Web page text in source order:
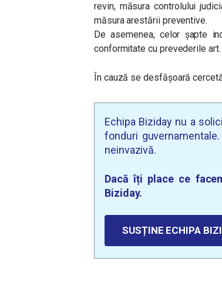
revin, măsura controlului
măsura arestării preventive.
De asemenea, celor șapte
conformitate cu prevederile
În cauză se desfășoară
Echipa Biziday nu a
fonduri
neinvazivă.
Dacă îți place ce
Biziday.
SUSȚINE ECHIPA